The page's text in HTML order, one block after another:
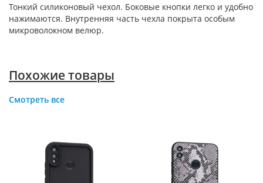
Тонкий силиконовый чехол. Боковые кнопки легко и удобно
нажимаются. Внутренняя часть чехла покрыта особым
микроволокном велюр.
Похожие товары
Смотреть все